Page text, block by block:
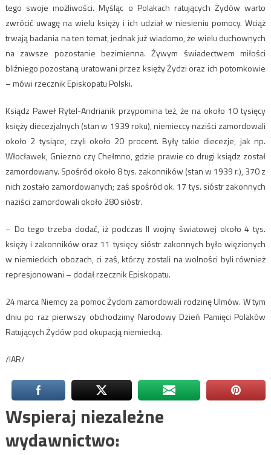
tego swoje możliwości. Myśląc o Polakach ratujących Żydów warto
zwrócić uwagę na wielu księży i ich udział w niesieniu pomocy. Wciąż
trwają badania na ten temat, jednak już wiadomo, że wielu duchownych
na zawsze pozostanie bezimienna. Żywym świadectwem miłości
bliźniego pozostaną uratowani przez księży Żydzi oraz ich potomkowie
– mówi rzecznik Episkopatu Polski.
Ksiądz Paweł Rytel-Andrianik przypomina też, że na około 10 tysięcy
księży diecezjalnych (stan w 1939 roku), niemieccy naziści zamordowali
około 2 tysiące, czyli około 20 procent. Były takie diecezje, jak np.
Włocławek, Gniezno czy Chełmno, gdzie prawie co drugi ksiądz został
zamordowany. Spośród około 8 tys. zakonników (stan w 1939 r.), 370 z
nich zostało zamordowanych; zaś spośród ok. 17 tys. sióstr zakonnych
naziści zamordowali około 280 sióstr.
– Do tego trzeba dodać, iż podczas II wojny światowej około 4 tys.
księży i zakonników oraz 11 tysięcy sióstr zakonnych było więzionych
w niemieckich obozach, ci zaś, którzy zostali na wolności byli również
represjonowani – dodał rzecznik Episkopatu.
24 marca Niemcy za pomoc Żydom zamordowali rodzinę Ulmów. W tym
dniu po raz pierwszy obchodzimy Narodowy Dzień Pamięci Polaków
Ratujących Żydów pod okupacją niemiecką.
/IAR/
Wspieraj niezależne
wydawnictwo: